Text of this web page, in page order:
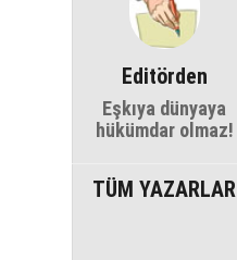
Editörden
Eşkıya dünyaya
hükümdar olmaz!
TÜM YAZARLAR